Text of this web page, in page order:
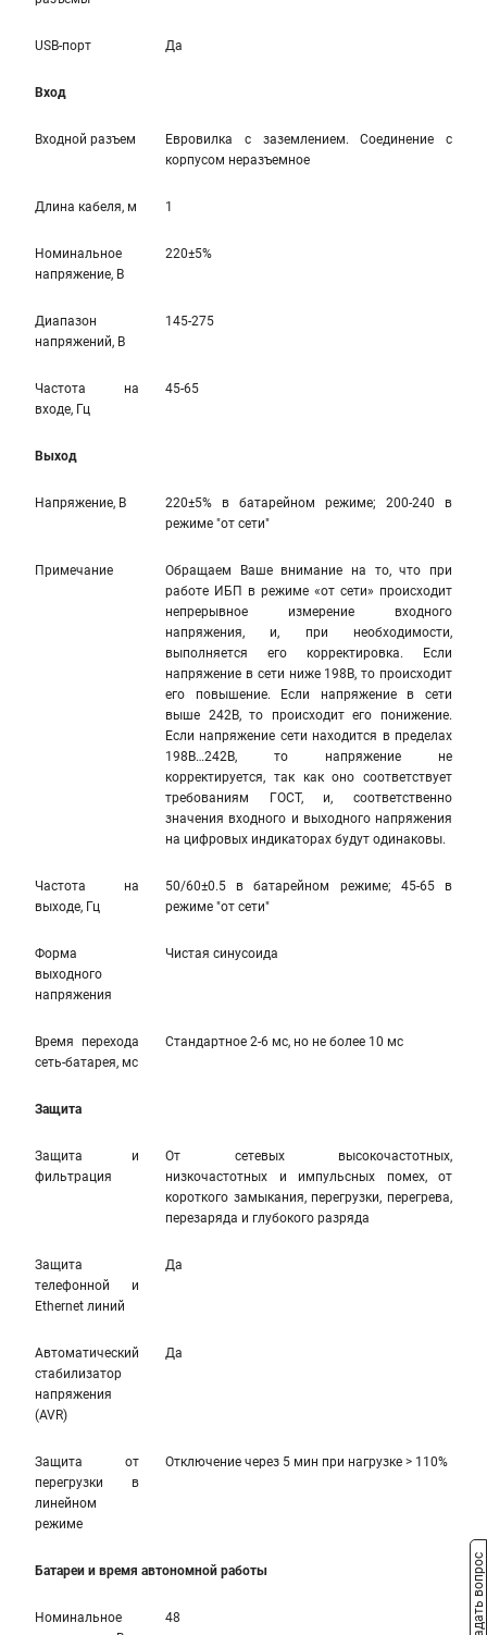
USB-порт Да
Вход
Входной разъем
Евровилка с заземлением. Соединение с
корпусом неразъемное
Длина кабеля, м 1
Номинальное
напряжение, В
220±5%
Диапазон
напряжений, В
145-275
Частота на
входе, Гц
45-65
Выход
Напряжение, В
220±5% в батарейном режиме; 200-240 в
режиме "от сети"
Примечание
Обращаем Ваше внимание на то, что при
работе ИБП в режиме «от сети» происходит
непрерывное измерение входного
напряжения, и, при необходимости,
выполняется его корректировка. Если
напряжение в сети ниже 198В, то происходит
его повышение. Если напряжение в сети
выше 242В, то происходит его понижение.
Если напряжение сети находится в пределах
198В…242В, то напряжение не
корректируется, так как оно соответствует
требованиям ГОСТ, и, соответственно
значения входного и выходного напряжения
на цифровых индикаторах будут одинаковы.
Частота на
выходе, Гц
50/60±0.5 в батарейном режиме; 45-65 в
режиме "от сети"
Форма
выходного
напряжения
Чистая синусоида
Время перехода
сеть-батарея, мс
Стандартное 2-6 мс, но не более 10 мс
Защита
Защита и
фильтрация
От сетевых высокочастотных,
низкочастотных и импульсных помех, от
короткого замыкания, перегрузки, перегрева,
перезаряда и глубокого разряда
Защита
телефонной и
Ethernet линий
Да
Автоматический
стабилизатор
напряжения
(AVR)
Да
Защита от
перегрузки в
линейном
режиме
Отключение через 5 мин при нагрузке > 110%
Батареи и время автономной работы
Номинальное
48 Задать вопрос